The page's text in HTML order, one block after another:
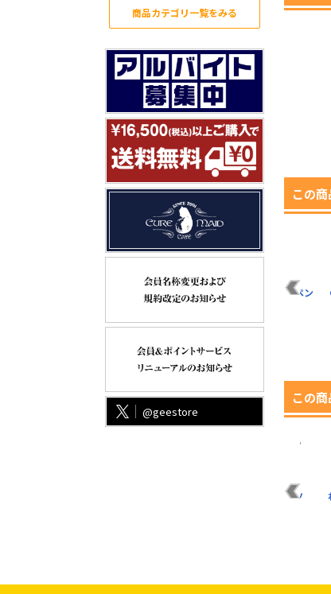
商品カテゴリ一覧をみる
@geestore
この
アナハイム・エレク
トロニクス ネックス
トラップ
ワッペンベース ペン
¥1,320（税込）
この
怪獣王 Tシャツ